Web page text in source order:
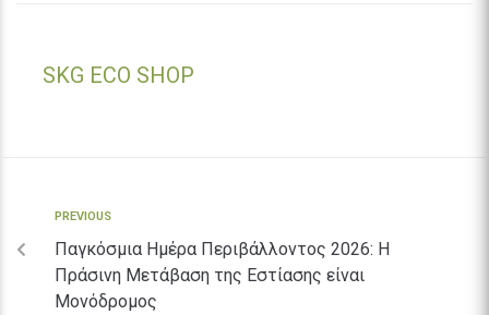
SKG ECO SHOP
PREVIOUS
Παγκόσμια Ημέρα Περιβάλλοντος 2026: Η
Πράσινη Μετάβαση της Εστίασης είναι
Μονόδρομος